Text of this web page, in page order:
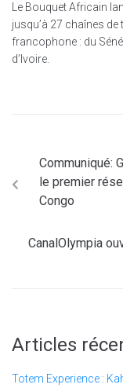
Le Bouquet Africain
jusqu’à 27 chaînes de
francophone : du
d’Ivoire.
Communiqué:
le premier
Congo
CanalOlympia
Articles
Totem Experience :